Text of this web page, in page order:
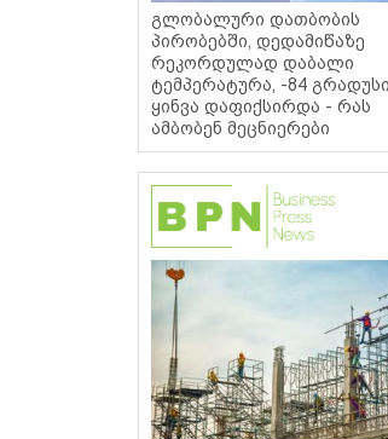
გლობალური დათბობის
პირობებში, დედამიწაზე
რეკორდულად დაბალი
ტემპერატურა, -84 გრადუსი
ყინვა დაფიქსირდა - რას
ამბობენ მეცნიერები